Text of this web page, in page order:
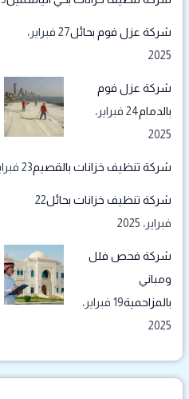
شركة عزل فوم بحائل
27 فبراير،
2025
شركة عزل فوم
بالدمام
24 فبراير،
2025
شركة تنظيف خزانات بالقصيم23 فبراير، 2025
شركة تنظيف خزانات بحائل22
فبراير، 2025
شركة فحص فلل
ومباني
بالمزاحمية
19 فبراير،
2025